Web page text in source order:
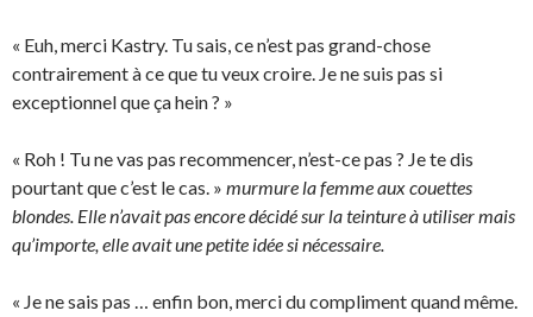
« Euh, merci Kastry. Tu sais, ce n’est pas grand-chose
contrairement à ce que tu veux croire. Je ne suis pas si
exceptionnel que ça hein ? »
« Roh ! Tu ne vas pas recommencer, n’est-ce pas ? Je te dis
pourtant que c’est le cas. » murmure la femme aux couettes
blondes. Elle n’avait pas encore décidé sur la teinture à utiliser mais
qu’importe, elle avait une petite idée si nécessaire.
« Je ne sais pas … enfin bon, merci du compliment quand même.